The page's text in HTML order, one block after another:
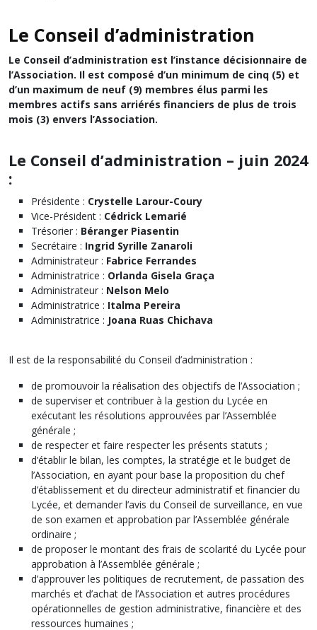
Le Conseil d’administration
Le Conseil d’administration est l’instance décisionnaire de
l’Association. Il est composé d’un minimum de cinq (5) et
d’un maximum de neuf (9) membres élus parmi les
membres actifs sans arriérés financiers de plus de trois
mois (3) envers l’Association.
Le Conseil d’administration – juin 2024
:
Présidente : Crystelle Larour-Coury
Vice-Président : Cédrick Lemarié
Trésorier : Béranger Piasentin
Secrétaire : Ingrid Syrille Zanaroli
Administrateur : Fabrice Ferrandes
Administratrice : Orlanda Gisela Graça
Administrateur : Nelson Melo
Administratrice : Italma Pereira
Administratrice : Joana Ruas Chichava
Il est de la responsabilité du Conseil d’administration :
de promouvoir la réalisation des objectifs de l’Association ;
de superviser et contribuer à la gestion du Lycée en
exécutant les résolutions approuvées par l’Assemblée
générale ;
de respecter et faire respecter les présents statuts ;
d’établir le bilan, les comptes, la stratégie et le budget de
l’Association, en ayant pour base la proposition du chef
d’établissement et du directeur administratif et financier du
Lycée, et demander l’avis du Conseil de surveillance, en vue
de son examen et approbation par l’Assemblée générale
ordinaire ;
de proposer le montant des frais de scolarité du Lycée pour
approbation à l’Assemblée générale ;
d’approuver les politiques de recrutement, de passation des
marchés et d’achat de l’Association et autres procédures
opérationnelles de gestion administrative, financière et des
ressources humaines ;